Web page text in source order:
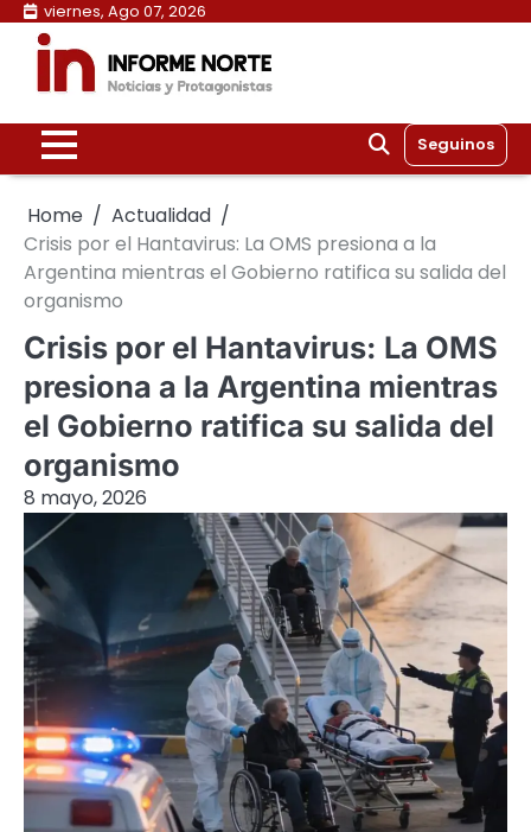
Skip
content
viernes, Ago 07, 2026
Seguinos
Home
Actualidad
Crisis por el Hantavirus: La OMS presiona a la
Argentina mientras el Gobierno ratifica su salida del
organismo
Crisis por el Hantavirus: La OMS
presiona a la Argentina mientras
el Gobierno ratifica su salida del
organismo
8 mayo, 2026